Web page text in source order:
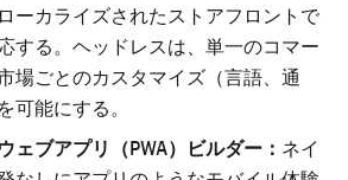
ローカライズされたストアフロントで
する。ヘッドレスは、単一のコマー
場ごとのカスタマイズ（言語、通
可能にする。
ェブアプリ（PWA）ビルダー： ネイ